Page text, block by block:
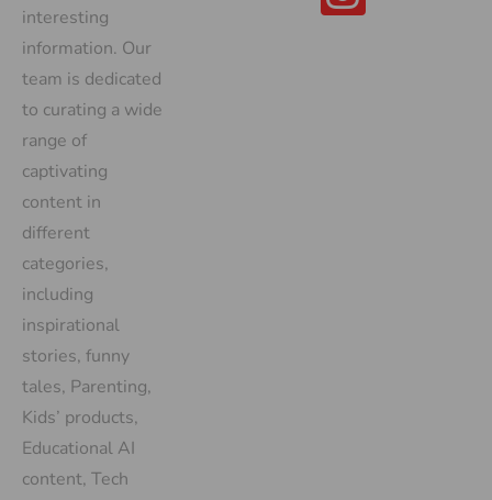
interesting
information. Our
team is dedicated
to curating a wide
range of
captivating
content in
different
categories,
including
inspirational
stories, funny
tales, Parenting,
Kids’ products,
Educational AI
content, Tech